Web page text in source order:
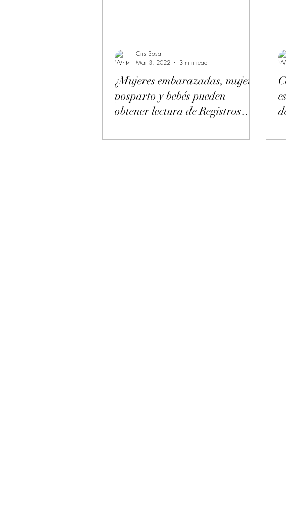
¿Mujeres embarazadas, mujeres
posparto y bebés pueden
obtener lectura de Registros
Cris Sosa
Mar 3, 2022
3 min read